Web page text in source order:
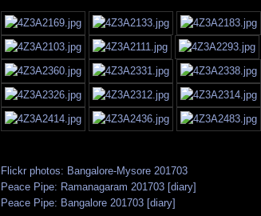
Flickr photos: Bangalore-Mysore 201703
Peace Pipe: Ramanagaram 201703 [diary]
Peace Pipe: Bangalore 201703 [diary]